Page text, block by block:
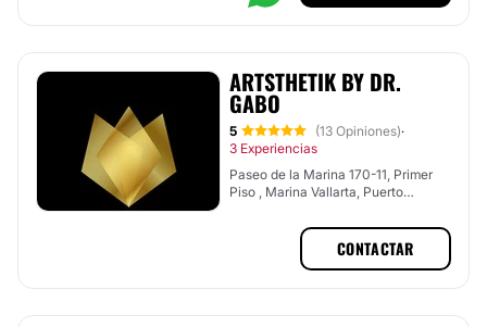
ARTSTHETIK BY DR.
GABO
5 (13 Opiniones)·
3 Experiencias
Paseo de la Marina 170-11, Primer
Piso , Marina Vallarta, Puerto
CONTACTAR